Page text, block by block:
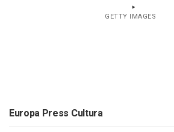
GETTY IMAGES
Europa Press Cultura